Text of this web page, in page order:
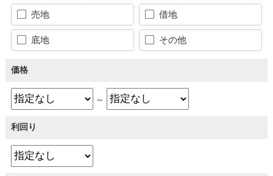
売地 借地
底地 その他
価格
～
利回り